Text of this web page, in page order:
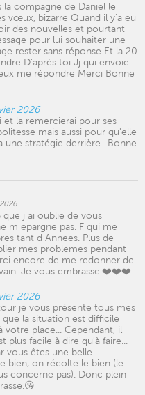
la compagne de Daniel le
vœux, bizarre Quand il y'a eu
des nouvelles et pourtant
pour lui souhaiter une
rester sans réponse Et la 20
D'après toi Jj qui envoie
me répondre Merci Bonne
2026
et la remercierai pour ses
mais aussi pour qu'elle
une stratégie derrière.. Bonne
j ai oublie de vous
m epargne pas. F qui me
tant d Annees. Plus de
mes problemes pendant
encore de me redonner de
Je vous embrasse.❤️❤️❤️
2026
je vous présente tous mes
la situation est difficile
place... Cependant, il
facile à dire qu'à faire...
vous êtes une belle
bien, on récolte le bien (le
concerne pas). Donc plein